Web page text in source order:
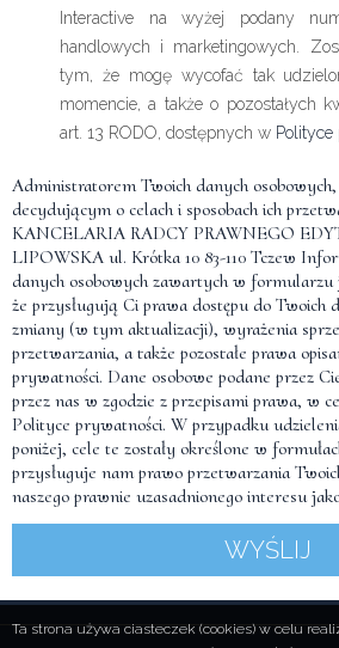
Interactive na wyżej podany
handlowych i marketingowych.
tym, że mogę wycofać tak
momencie, a także o pozostałych
art. 13 RODO, dostępnych w
Administratorem Twoich danych
decydującym o celach i sposobach ich
KANCELARIA RADCY PRAWNEGO
LIPOWSKA ul. Krótka 10 83-110 Tczew
danych osobowych zawartych w
że przysługują Ci prawa dostępu do Twoich
zmiany (w tym aktualizacji), wyrażenia
przetwarzania, a także pozostałe prawa
prywatności. Dane osobowe podane przez
przez nas w zgodzie z przepisami prawa, w
Polityce prywatności. W przypadku
poniżej, cele te zostały określone w
przysługuje nam prawo przetwarzania
naszego prawnie uzasadnionego interesu
WYŚLIJ
Ta strona używa ciasteczek (cookies) w celu